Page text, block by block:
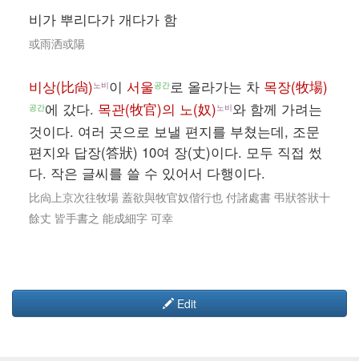
비가 뿌리다가 개다가 함
或雨洒或陽
비상(比尙)노비이 서울공간로 올라가는 차 목장(牧場)
공간에 갔다. 목관(牧官)의 노(奴)노비와 함께 가려는
것이다. 여러 곳으로 보낼 편지를 부쳤는데, 조문
편지와 답장(答狀) 10여 장(丈)이다. 모두 직접 썼
다. 작은 글씨를 쓸 수 있어서 다행이다.
比尙上京次往牧場 蓋欲與牧官奴偕行也 付諸處書 弔狀答狀十
餘丈 皆手書之 能成細字 可幸
Edit